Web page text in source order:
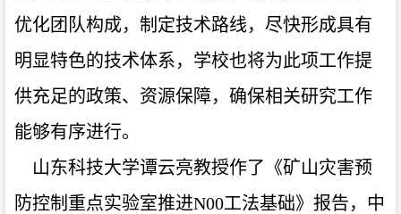
优化团队构成，制定技术路线，尽快形成具有
明显特色的技术体系，学校也将为此项工作提
供充足的政策、资源保障，确保相关研究工作
能够有序进行。
山东科技大学谭云亮教授作了《矿山灾害预
防控制重点实验室推进N00工法基础》报告，中